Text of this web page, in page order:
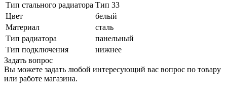
Тип стального радиатора Тип 33
Цвет
белый
Материал
сталь
Тип радиатора
панельный
Тип подключения
нижнее
Задать вопрос
Вы можете задать любой интересующий вас вопрос по товару
или работе магазина.